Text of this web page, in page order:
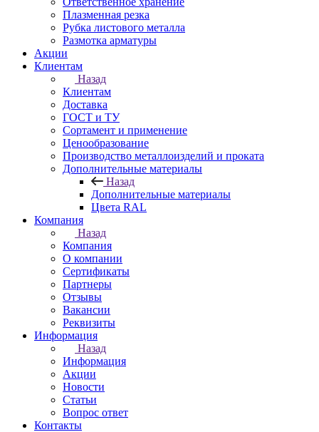
Плазменная резка
Рубка листового металла
Размотка арматуры
Акции
Клиентам
Назад
Клиентам
Доставка
ГОСТ и ТУ
Сортамент и применение
Ценообразование
Производство металлоизделий и проката
Дополнительные материалы
Назад
Дополнительные материалы
Цвета RAL
Компания
Назад
Компания
О компании
Сертификаты
Партнеры
Отзывы
Вакансии
Реквизиты
Информация
Назад
Информация
Акции
Новости
Статьи
Вопрос ответ
Контакты